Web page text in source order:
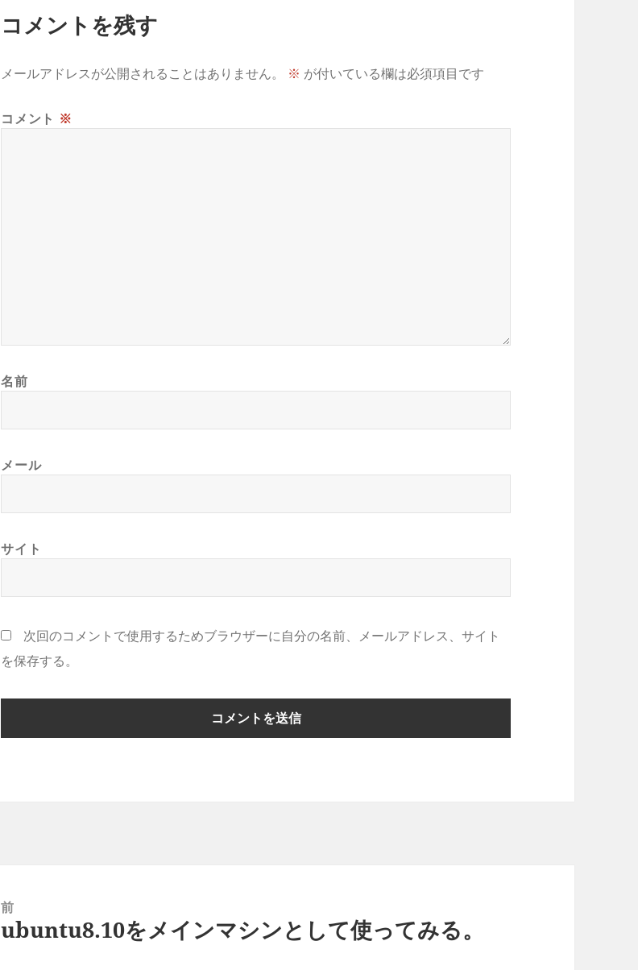
コメントを残す
メールアドレスが公開されることはありません。 ※ が付いている欄は必須項目です
コメント ※
名前
メール
サイト
次回のコメントで使用するためブラウザーに自分の名前、メールアドレス、サイト
を保存する。
前
前
ubuntu8.10をメインマシンとして使ってみる。